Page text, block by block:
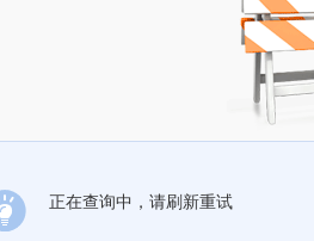
正在查询中，请刷新重试